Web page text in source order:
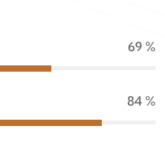
69 %
84 %